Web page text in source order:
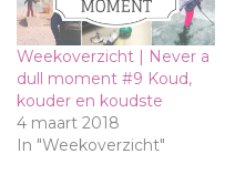
Weekoverzicht | Never a
dull moment #9 Koud,
kouder en koudste
4 maart 2018
In "Weekoverzicht"